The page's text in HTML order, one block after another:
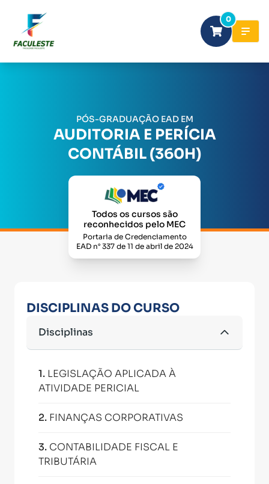
0
PÓS-GRADUAÇÃO EAD EM
AUDITORIA E PERÍCIA
CONTÁBIL (360H)
Todos os cursos são
reconhecidos pelo MEC
Portaria de Credenciamento
EAD n° 337 de 11 de abril de 2024
DISCIPLINAS DO CURSO
Disciplinas
1. LEGISLAÇÃO APLICADA À
ATIVIDADE PERICIAL
2. FINANÇAS CORPORATIVAS
3. CONTABILIDADE FISCAL E
TRIBUTÁRIA